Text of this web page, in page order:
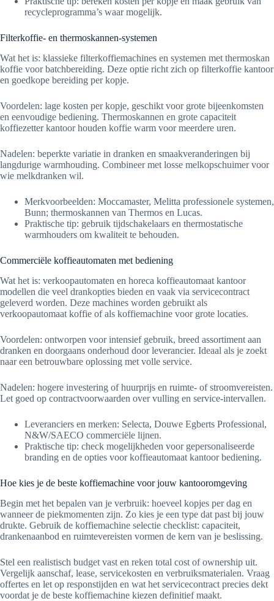
recycleprogramma’s waar mogelijk.
Filterkoffie- en thermoskannen-systemen
Wat het is: klassieke filterkoffiemachines en systemen met thermoskan
koffie voor batchbereiding. Deze optie richt zich op filterkoffie kantoor
en goedkope bereiding per kopje.
Voordelen: lage kosten per kopje, geschikt voor grote bijeenkomsten
en eenvoudige bediening. Thermoskannen en grote capaciteit
koffiezetter kantoor houden koffie warm voor meerdere uren.
Nadelen: beperkte variatie in dranken en smaakveranderingen bij
langdurige warmhouding. Combineer met losse melkopschuimer voor
wie melkdranken wil.
Merkvoorbeelden: Moccamaster, Melitta professionele systemen,
Bunn; thermoskannen van Thermos en Lucas.
Praktische tip: gebruik tijdschakelaars en thermostatische
warmhouders om kwaliteit te behouden.
Commerciële koffieautomaten met bediening
Wat het is: verkoopautomaten en horeca koffieautomaat kantoor
modellen die veel drankopties bieden en vaak via servicecontract
geleverd worden. Deze machines worden gebruikt als
verkoopautomaat koffie of als koffiemachine voor grote locaties.
Voordelen: ontworpen voor intensief gebruik, breed assortiment aan
dranken en doorgaans onderhoud door leverancier. Ideaal als je zoekt
naar een betrouwbare oplossing met volle service.
Nadelen: hogere investering of huurprijs en ruimte- of stroomvereisten.
Let goed op contractvoorwaarden over vulling en service-intervallen.
Leveranciers en merken: Selecta, Douwe Egberts Professional,
N&W/SAECO commerciële lijnen.
Praktische tip: check mogelijkheden voor gepersonaliseerde
branding en de opties voor koffieautomaat kantoor bediening.
Hoe kies je de beste koffiemachine voor jouw kantooromgeving
Begin met het bepalen van je verbruik: hoeveel kopjes per dag en
wanneer de piekmomenten zijn. Zo kies je een type dat past bij jouw
drukte. Gebruik de koffiemachine selectie checklist: capaciteit,
drankenaanbod en ruimtevereisten vormen de kern van je beslissing.
Stel een realistisch budget vast en reken total cost of ownership uit.
Vergelijk aanschaf, lease, servicekosten en verbruiksmaterialen. Vraag
offertes en let op responstijden en wat het servicecontract precies dekt
voordat je de beste koffiemachine kiezen definitief maakt.